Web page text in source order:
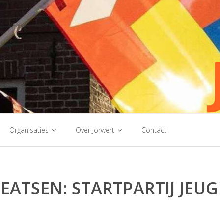
Organisaties Over Jorwert Contact
STARTPARTIJ